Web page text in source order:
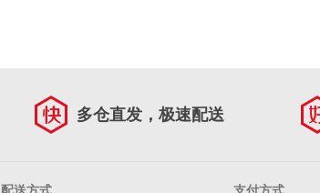
多仓直发，极速配送